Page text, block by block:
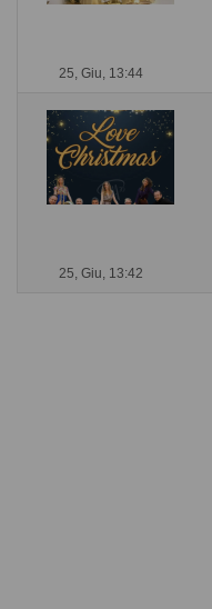
25, Giu, 13:44
25, Giu, 13:42